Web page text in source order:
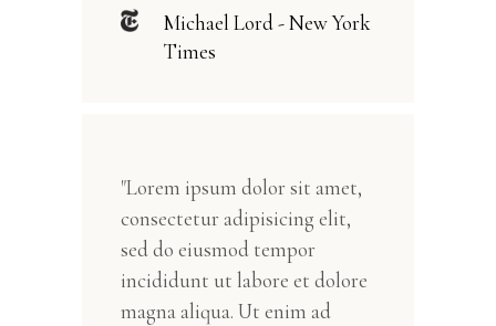
Michael Lord - New York
Times
"Lorem ipsum dolor sit amet,
consectetur adipisicing elit,
sed do eiusmod tempor
incididunt ut labore et dolore
magna aliqua. Ut enim ad